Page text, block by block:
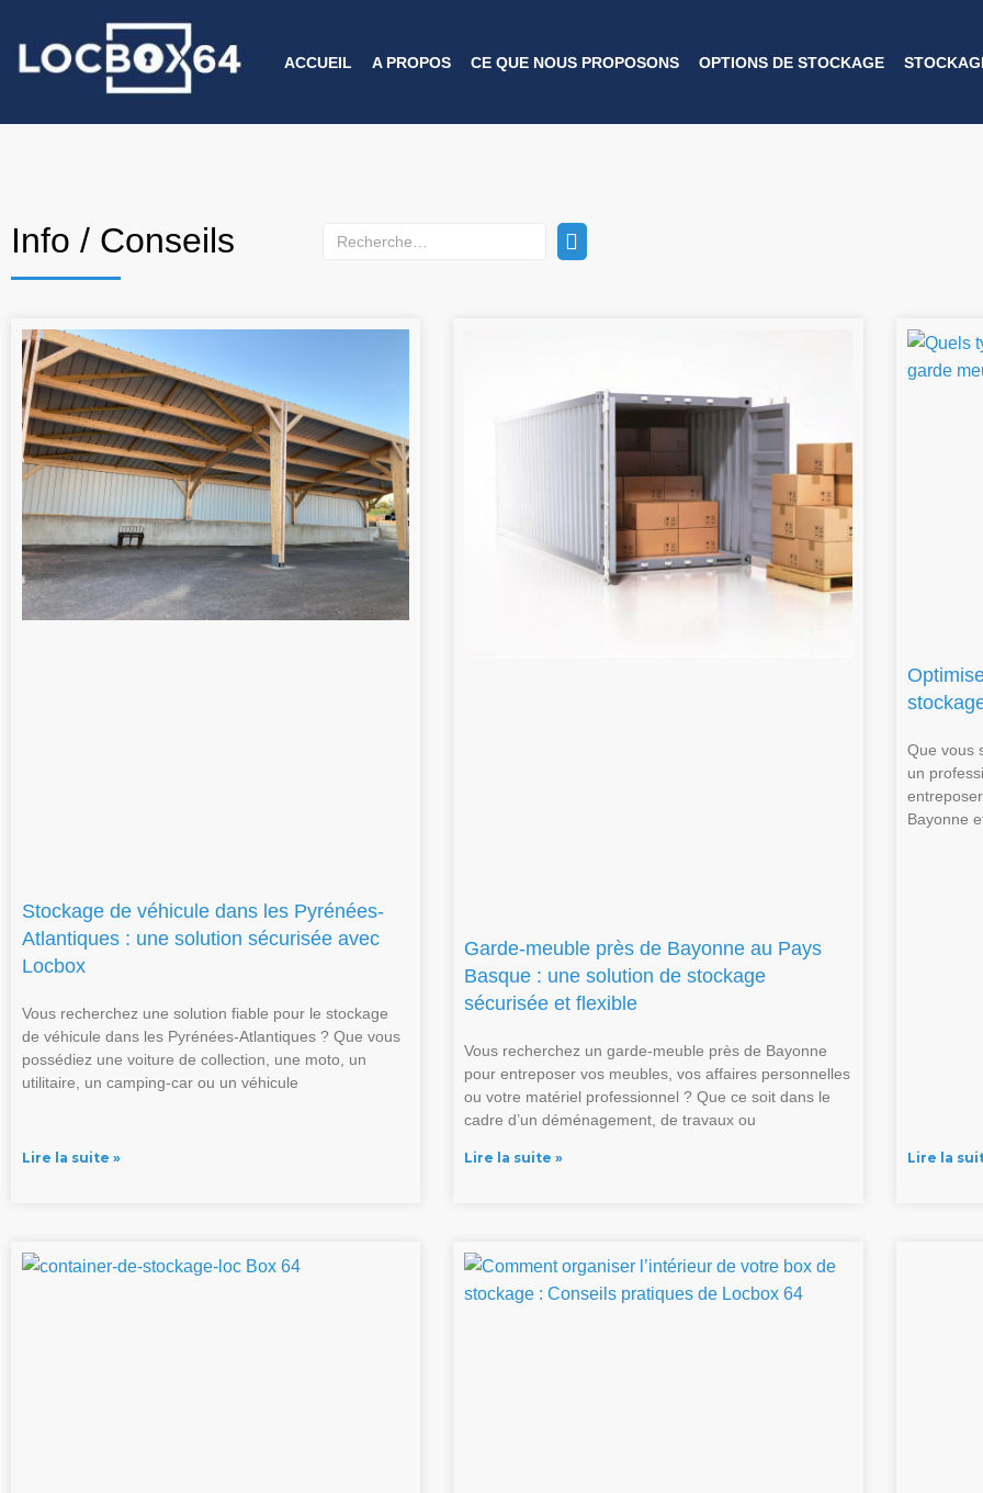
ACCUEIL A PROPOS CE QUE NOUS PROPOSONS OPTIONS DE STOCKAGE
Info / Conseils
Stockage de véhicule dans les Pyrénées-
Atlantiques : une solution sécurisée avec
Locbox
Vous recherchez une solution fiable pour le stockage
de véhicule dans les Pyrénées-Atlantiques ? Que vous
possédiez une voiture de collection, une moto, un
utilitaire, un camping-car ou un véhicule
Lire la suite »
Garde-meuble près de Bayonne au Pays
Basque : une solution de stockage
sécurisée et flexible
Vous recherchez un garde-meuble près de Bayonne
pour entreposer vos meubles, vos affaires personnelles
ou votre matériel professionnel ? Que ce soit dans le
cadre d’un déménagement, de travaux ou
Lire la suite »
Que vous
un
Bayonne
Lire la